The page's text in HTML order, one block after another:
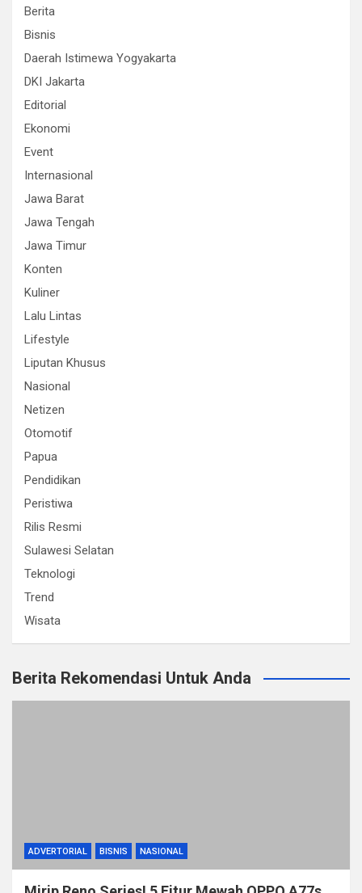
Berita
Bisnis
Daerah Istimewa Yogyakarta
DKI Jakarta
Editorial
Ekonomi
Event
Internasional
Jawa Barat
Jawa Tengah
Jawa Timur
Konten
Kuliner
Lalu Lintas
Lifestyle
Liputan Khusus
Nasional
Netizen
Otomotif
Papua
Pendidikan
Peristiwa
Rilis Resmi
Sulawesi Selatan
Teknologi
Trend
Wisata
Berita Rekomendasi Untuk Anda
ADVERTORIAL BISNIS NASIONAL